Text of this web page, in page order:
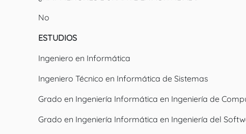
No
ESTUDIOS
Ingeniero en Informática
Ingeniero Técnico en Informática de Sistemas
Grado en Ingeniería Informática en Ingeniería de
Grado en Ingeniería Informática en Ingeniería del